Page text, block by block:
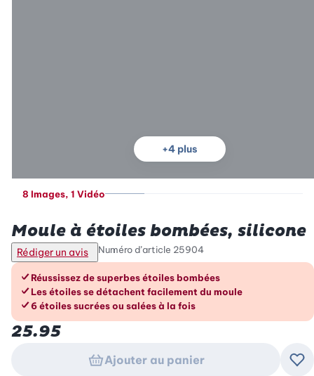
+4 plus
8 Images, 1 Vidéo
Moule à étoiles bombées, silicone
Rédiger un avis Numéro d’article 25904
Les avantages en un coup d’œil
Réussissez de superbes étoiles bombées
Les étoiles se détachent facilement du moule
6 étoiles sucrées ou salées à la fois
25.95
Ajouter au panier